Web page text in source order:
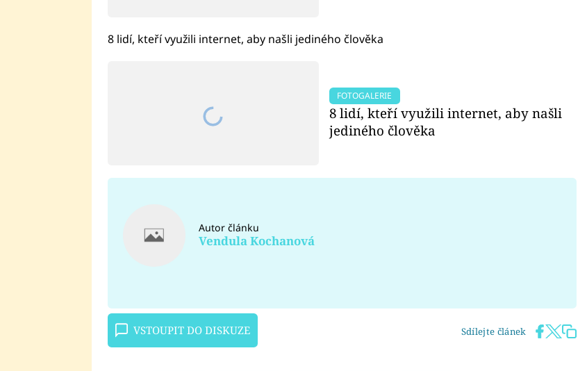
8 lidí, kteří využili internet, aby našli jediného člověka
FOTOGALERIE
8 lidí, kteří využili internet, aby našli
jediného člověka
Autor článku
Vendula Kochanová
VSTOUPIT DO DISKUZE Sdílejte článek